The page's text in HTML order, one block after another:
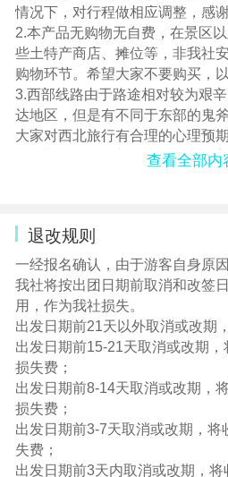
情况下，对行程做相应调整，感
2.本产品无购物无自费，在景区
些土特产商店、摊位等，非我社
购物环节。希望大家不要购买，
3.西部线路由于路途相对较为艰
达地区，但是有不同于东部的鬼
大家对西北旅行有合理的心理预期
4.西北属于发展中区域，当地酒
5.甘南绝大部分地区属于高原，
调，部分酒店没有电梯，卫生间
在少数，酒店早餐也普遍很简单
线，住宿条件都相对比较落后艰
社尽量安排相对干净整洁、设施
解！
6.进入甘南高原地区需要避免剧
免引起高原反应。进入高原的前
头。洗澡会增加耗氧量，而且一
好，而且容易引发肺水肿和脑水
适，请立即告知我们随团工作人员
7.由于西北的旅游基本只能做半
查看全部内
退改规则
一经报名确认，由于游客自身原
我社将按出团日期前取消和改签
用，作为我社损失。
出发日期前21天以外取消或改期
出发日期前15-21天取消或改期
损失费；
出发日期前8-14天取消或改期，
损失费；
出发日期前3-7天取消或改期，将
失费；
出发日期前3天内取消或改期，